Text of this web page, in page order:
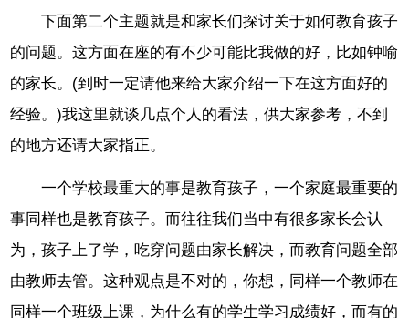
下面第二个主题就是和家长们探讨关于如何教育孩子
的问题。这方面在座的有不少可能比我做的好，比如钟喻
的家长。(到时一定请他来给大家介绍一下在这方面好的
经验。)我这里就谈几点个人的看法，供大家参考，不到
的地方还请大家指正。
一个学校最重大的事是教育孩子，一个家庭最重要的
事同样也是教育孩子。而往往我们当中有很多家长会认
为，孩子上了学，吃穿问题由家长解决，而教育问题全部
由教师去管。这种观点是不对的，你想，同样一个教师在
同样一个班级上课，为什么有的学生学习成绩好，而有的